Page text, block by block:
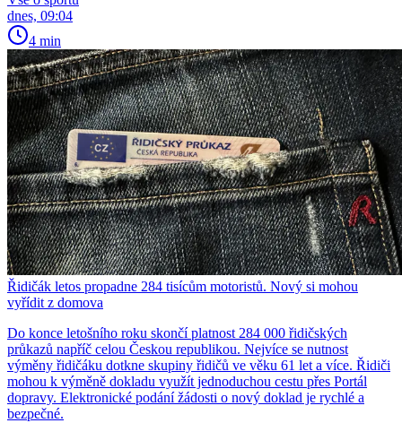
dnes, 09:04
4 min
Řidičák letos propadne 284 tisícům motoristů. Nový si mohou
vyřídit z domova
Do konce letošního roku skončí platnost 284 000 řidičských
průkazů napříč celou Českou republikou. Nejvíce se nutnost
výměny řidičáku dotkne skupiny řidičů ve věku 61 let a více. Řidiči
mohou k výměně dokladu využít jednoduchou cestu přes Portál
dopravy. Elektronické podání žádosti o nový doklad je rychlé a
bezpečné.